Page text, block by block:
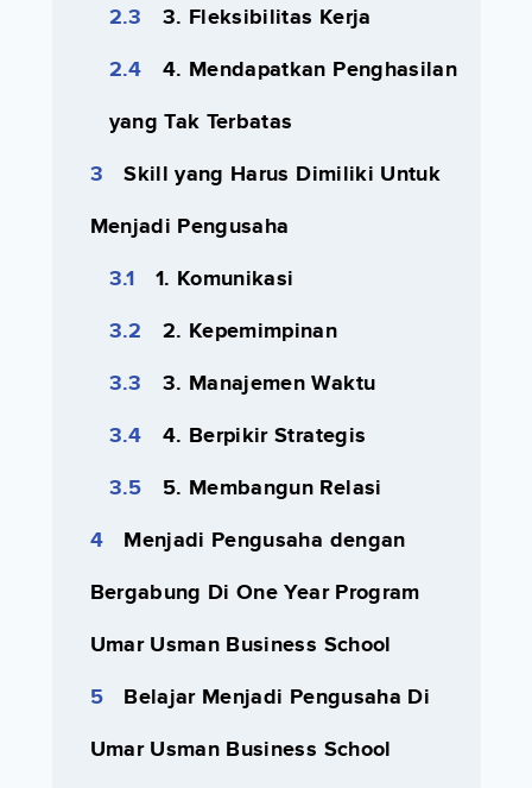
3. Fleksibilitas Kerja
4. Mendapatkan Penghasilan
yang Tak Terbatas
Skill yang Harus Dimiliki Untuk
Menjadi Pengusaha
1. Komunikasi
2. Kepemimpinan
3. Manajemen Waktu
4. Berpikir Strategis
5. Membangun Relasi
Menjadi Pengusaha dengan
Bergabung Di One Year Program
Umar Usman Business School
Belajar Menjadi Pengusaha Di
Umar Usman Business School